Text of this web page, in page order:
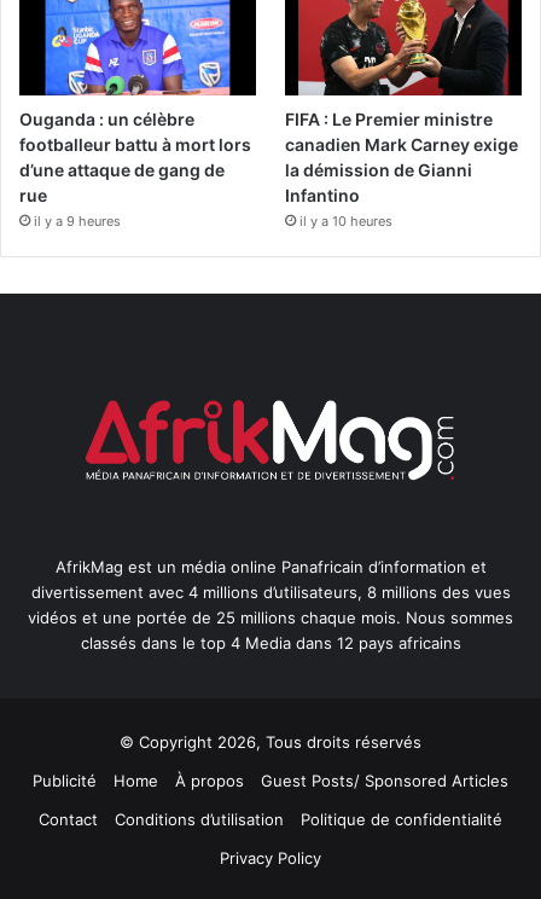
Ouganda : un célèbre
footballeur battu à mort lors
d’une attaque de gang de
rue
il y a 9 heures
FIFA : Le Premier ministre
canadien Mark Carney exige
la démission de Gianni
Infantino
il y a 10 heures
AfrikMag est un média online Panafricain d’information et
divertissement avec 4 millions d’utilisateurs, 8 millions des vues
vidéos et une portée de 25 millions chaque mois. Nous sommes
classés dans le top 4 Media dans 12 pays africains
© Copyright 2026, Tous droits réservés
Publicité
Home À propos
Guest Posts/ Sponsored Articles
Contact
Conditions d’utilisation
Politique de confidentialité
Privacy Policy